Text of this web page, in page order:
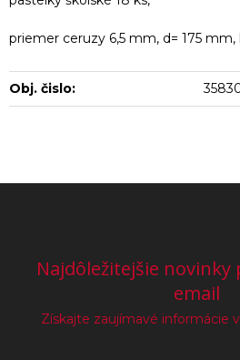
priemer ceruzy 6,5 mm, d= 175 mm,
Obj. čislo:
Najdôležitejšie novinky
email
Získajte zaujímavé informácie